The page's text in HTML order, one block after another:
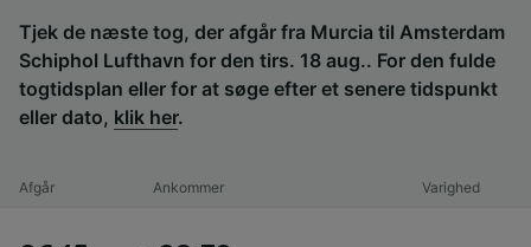
Tjek de næste tog, der afgår fra Murcia til Amsterdam
Schiphol Lufthavn for den tirs. 18 aug.. For den fulde
togtidsplan eller for at søge efter et senere tidspunkt
eller dato, klik her.
Afgår Ankommer Varighed